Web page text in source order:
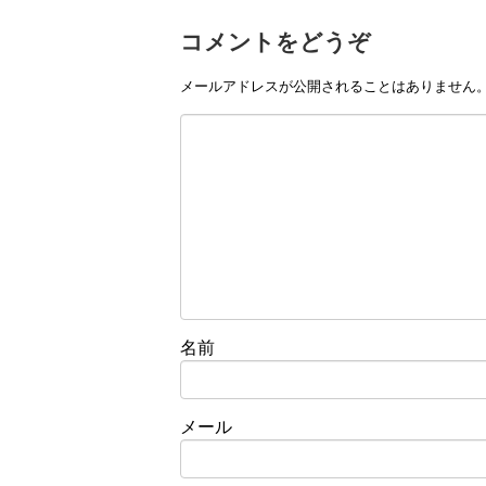
コメントをどうぞ
メールアドレスが公開されることはありません
名前
メール